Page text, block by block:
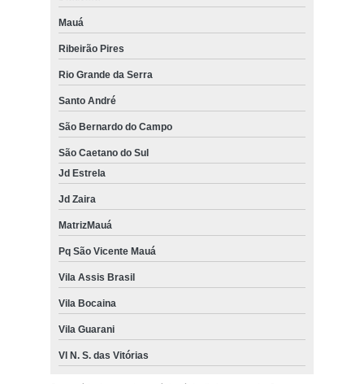
Mauá
Ribeirão Pires
Rio Grande da Serra
Santo André
São Bernardo do Campo
São Caetano do Sul
Jd Estrela
Jd Zaira
MatrizMauá
Pq São Vicente Mauá
Vila Assis Brasil
Vila Bocaina
Vila Guarani
Vl N. S. das Vitórias